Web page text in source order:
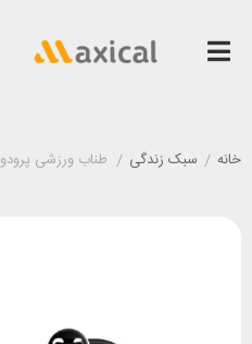
خانه / سبک زندگی / طناب ورزشی پرودو Porodo PD-JMPROP